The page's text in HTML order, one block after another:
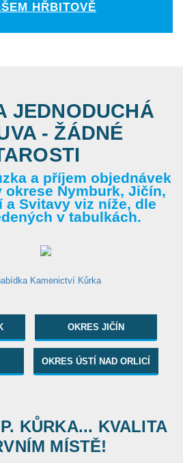
HŘBITOVĚ
JEDNODUCHÁ
- ŽÁDNÉ
a příjem objednávek
okrese Nymburk, Jičín,
a Svitavy viz níže, dle
v tabulkách.
OKRES JIČÍN
OKRES ÚSTÍ NAD ORLICÍ
KŮRKA... KVALITA
MÍSTĚ!